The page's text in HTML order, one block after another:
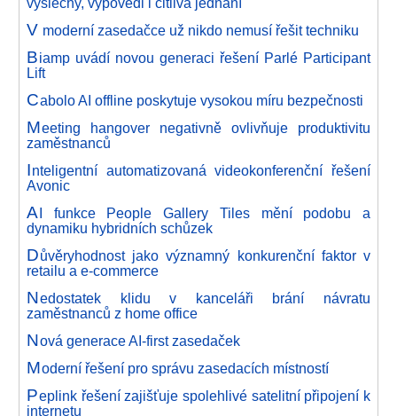
V moderní zasedačce už nikdo nemusí řešit techniku
Biamp uvádí novou generaci řešení Parlé Participant
Lift
Cabolo AI offline poskytuje vysokou míru bezpečnosti
Meeting hangover negativně ovlivňuje produktivitu
zaměstnanců
Inteligentní automatizovaná videokonferenční řešení
Avonic
A I funkce People Gallery Tiles mění podobu a
dynamiku hybridních schůzek
Důvěryhodnost jako významný konkurenční faktor v
retailu a e-commerce
Nedostatek klidu v kanceláři brání návratu
zaměstnanců z home office
Nová generace AI-first zasedaček
Moderní řešení pro správu zasedacích místností
Peplink řešení zajišťuje spolehlivé satelitní připojení k
internetu